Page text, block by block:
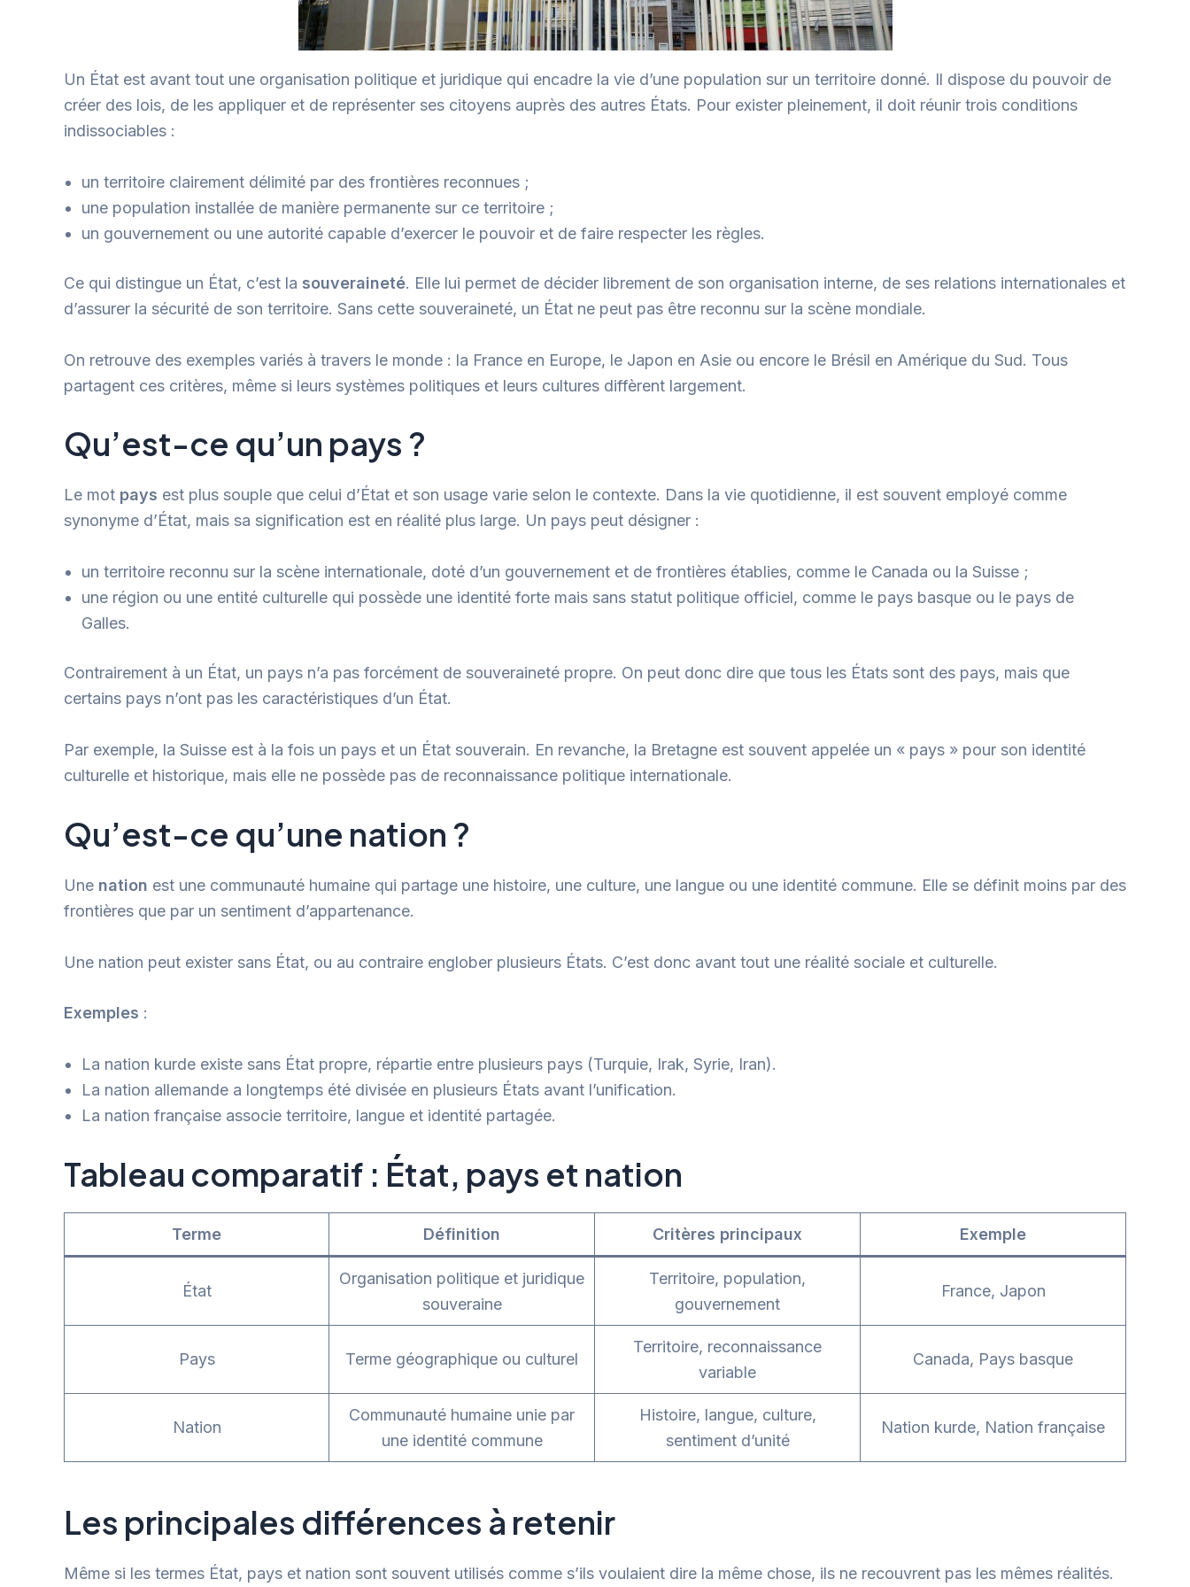
Un État est avant tout une organisation politique et juridique qui encadre la vie d’une population sur un territoire donné. Il dispose du pouvoir de
créer des lois, de les appliquer et de représenter ses citoyens auprès des autres États. Pour exister pleinement, il doit réunir trois conditions
indissociables :
un territoire clairement délimité par des frontières reconnues ;
une population installée de manière permanente sur ce territoire ;
un gouvernement ou une autorité capable d’exercer le pouvoir et de faire respecter les règles.
Ce qui distingue un État, c’est la souveraineté. Elle lui permet de décider librement de son organisation interne, de ses relations internationales et
d’assurer la sécurité de son territoire. Sans cette souveraineté, un État ne peut pas être reconnu sur la scène mondiale.
On retrouve des exemples variés à travers le monde : la France en Europe, le Japon en Asie ou encore le Brésil en Amérique du Sud. Tous
partagent ces critères, même si leurs systèmes politiques et leurs cultures diffèrent largement.
Qu’est-ce qu’un pays ?
Le mot pays est plus souple que celui d’État et son usage varie selon le contexte. Dans la vie quotidienne, il est souvent employé comme
synonyme d’État, mais sa signification est en réalité plus large. Un pays peut désigner :
un territoire reconnu sur la scène internationale, doté d’un gouvernement et de frontières établies, comme le Canada ou la Suisse ;
une région ou une entité culturelle qui possède une identité forte mais sans statut politique officiel, comme le pays basque ou le pays de
Galles.
Contrairement à un État, un pays n’a pas forcément de souveraineté propre. On peut donc dire que tous les États sont des pays, mais que
certains pays n’ont pas les caractéristiques d’un État.
Par exemple, la Suisse est à la fois un pays et un État souverain. En revanche, la Bretagne est souvent appelée un « pays » pour son identité
culturelle et historique, mais elle ne possède pas de reconnaissance politique internationale.
Qu’est-ce qu’une nation ?
Une nation est une communauté humaine qui partage une histoire, une culture, une langue ou une identité commune. Elle se définit moins par des
frontières que par un sentiment d’appartenance.
Une nation peut exister sans État, ou au contraire englober plusieurs États. C’est donc avant tout une réalité sociale et culturelle.
Exemples :
La nation kurde existe sans État propre, répartie entre plusieurs pays (Turquie, Irak, Syrie, Iran).
La nation allemande a longtemps été divisée en plusieurs États avant l’unification.
La nation française associe territoire, langue et identité partagée.
Tableau comparatif : État, pays et nation
Terme Définition Critères principaux Exemple
État
Organisation politique et juridique
souveraine
Territoire, population,
gouvernement
France, Japon
Pays Terme géographique ou culturel
Territoire, reconnaissance
variable
Canada, Pays basque
Nation
Communauté humaine unie par
une identité commune
Histoire, langue, culture,
sentiment d’unité
Nation kurde, Nation française
Les principales différences à retenir
Même si les termes État, pays et nation sont souvent utilisés comme s’ils voulaient dire la même chose, ils ne recouvrent pas les mêmes réalités.